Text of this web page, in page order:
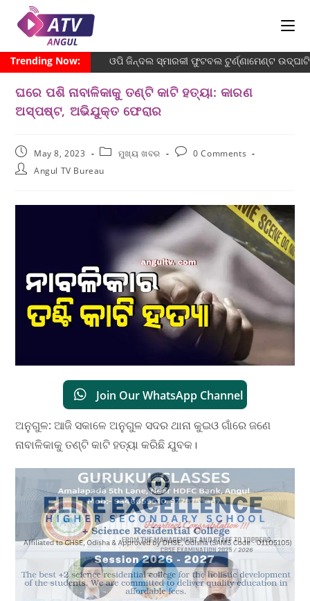
Trending Now: ଓପି ଜିନ୍ଦଲ ସ୍ମାରକୀ ଫୁଟବଲ ଟୁର୍ଣ୍ଣାମେଣ୍ଟ
ଘରେ ପଶି ନାବାଳିକାକୁ ତଣ୍ଟି କାଟି ହତ୍ୟା: କାରଣ
ଅସ୍ପଷ୍ଟ, ଅଭିଯୁକ୍ତ ଫେରାର
May 8, 2023 ମୁଖ୍ୟ ଖବର
0 Comments
Angul TV Bureau
Join Our WhatsApp Channel
ଅନୁଗୁଳ: ଆଜି ସକାଳେ ଅନୁଗୁଳ ସଦର ଥାନା କୁଇଓ ଗାଁରେ ଜଣେ
ନାବାଳିକାକୁ ତଣ୍ଟି କାଟି ହତ୍ୟା କରିଛି ଯୁବକ।